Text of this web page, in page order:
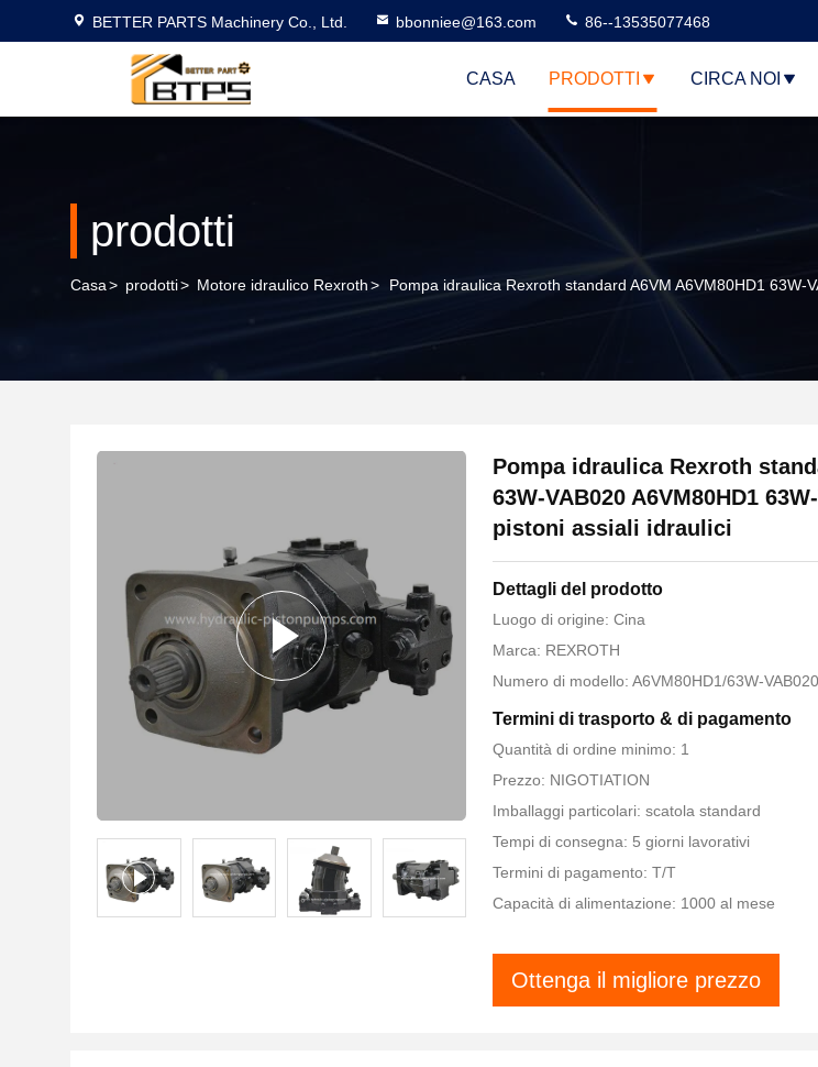
BETTER PARTS Machinery Co., Ltd. bbonniee@163.com 86--13535077468
CASA PRODOTTI CIRCA NOI
prodotti
Casa> prodotti> Motore idraulico Rexroth> Pompa idraulica Rexroth standard A6VM A6VM80HD1
Pompa idraulica Rexroth
63W-VAB020 A6VM80HD1
pistoni assiali idraulici
Dettagli del prodotto
Luogo di origine: Cina
Marca: REXROTH
Numero di modello: A6VM80HD1/63W-VAB020
Termini di trasporto & di pagamento
Quantità di ordine minimo: 1
Prezzo: NIGOTIATION
Imballaggi particolari: scatola standard
Tempi di consegna: 5 giorni lavorativi
Termini di pagamento: T/T
Capacità di alimentazione: 1000 al mese
Ottenga il migliore prezzo